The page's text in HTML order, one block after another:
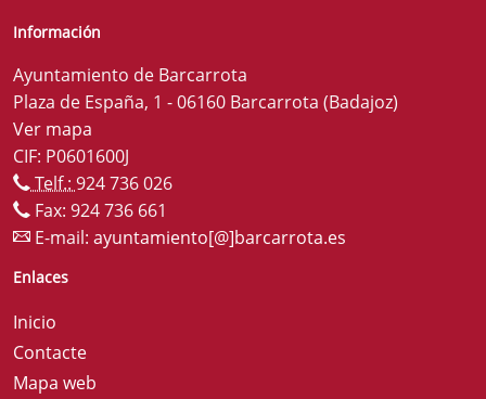
Información
Ayuntamiento de Barcarrota
Plaza de España, 1 - 06160 Barcarrota (Badajoz)
Ver mapa
CIF: P0601600J
Telf.: 924 736 026
Fax: 924 736 661
E-mail: ayuntamiento[@]barcarrota.es
Enlaces
Inicio
Contacte
Mapa web